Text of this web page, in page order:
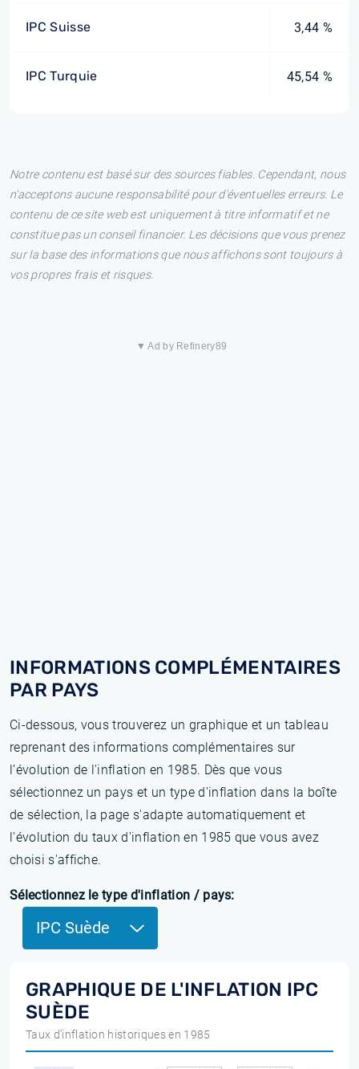
IPC Suisse 3,44 %
IPC Turquie 45,54 %
Notre contenu est basé sur des sources fiables. Cependant, nous
n'acceptons aucune responsabilité pour d'éventuelles erreurs. Le
contenu de ce site web est uniquement à titre informatif et ne
constitue pas un conseil financier. Les décisions que vous prenez
sur la base des informations que nous affichons sont toujours à
vos propres frais et risques.
▼ Ad by Refinery89
INFORMATIONS COMPLÉMENTAIRES
PAR PAYS
Ci-dessous, vous trouverez un graphique et un tableau
reprenant des informations complémentaires sur
l’évolution de l'inflation en 1985. Dès que vous
sélectionnez un pays et un type d'inflation dans la boîte
de sélection, la page s'adapte automatiquement et
l'évolution du taux d'inflation en 1985 que vous avez
choisi s'affiche.
Sélectionnez le type d'inflation / pays:
IPC Suède
GRAPHIQUE DE L'INFLATION IPC
SUÈDE
Taux d'inflation historiques en 1985